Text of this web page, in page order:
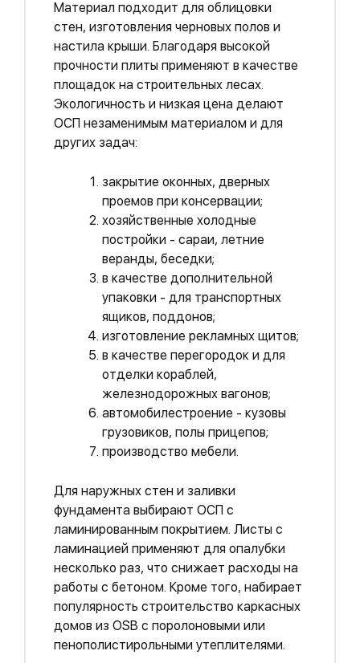
Материал подходит для облицовки
стен, изготовления черновых полов и
настила крыши. Благодаря высокой
прочности плиты применяют в качестве
площадок на строительных лесах.
Экологичность и низкая цена делают
ОСП незаменимым материалом и для
других задач:
закрытие оконных, дверных
проемов при консервации;
хозяйственные холодные
постройки - сараи, летние
веранды, беседки;
в качестве дополнительной
упаковки - для транспортных
ящиков, поддонов;
изготовление рекламных щитов;
в качестве перегородок и для
отделки кораблей,
железнодорожных вагонов;
автомобилестроение - кузовы
грузовиков, полы прицепов;
производство мебели.
Для наружных стен и заливки
фундамента выбирают ОСП с
ламинированным покрытием. Листы с
ламинацией применяют для опалубки
несколько раз, что снижает расходы на
работы с бетоном. Кроме того, набирает
популярность строительство каркасных
домов из OSB с поролоновыми или
пенополистирольными утеплителями.